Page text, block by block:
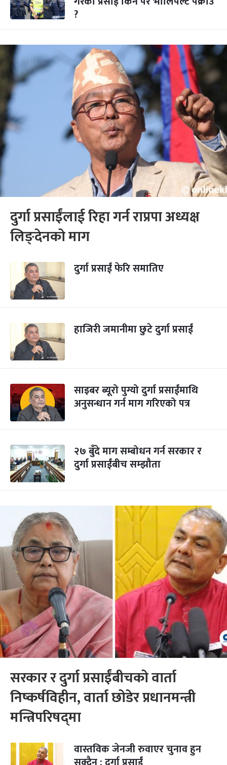
?
दुर्गा प्रसाईंलाई रिहा गर्न राप्रपा अध्यक्ष
लिङ्देनको माग
दुर्गा प्रसाईं फेरि समातिए
हाजिरी जमानीमा छुटे दुर्गा प्रसाईं
साइबर ब्यूरो पुग्यो दुर्गा प्रसाईंमाथि
अनुसन्धान गर्न माग गरिएको पत्र
२७ बुँदे माग सम्बोधन गर्न सरकार र
दुर्गा प्रसाईंबीच सम्झौता
सरकार र दुर्गा प्रसाईंबीचको वार्ता
निष्कर्षविहीन, वार्ता छोडेर प्रधानमन्त्री
मन्त्रिपरिषद्‌मा
वास्तविक जेनजी रुवाएर चुनाव हुन